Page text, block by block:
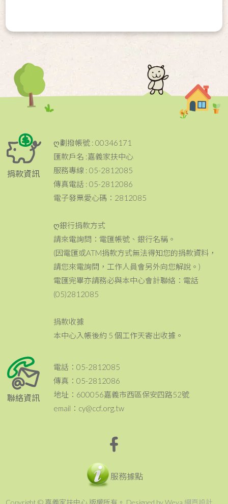
捐款資訊
ღ劃撥帳號 : 00346171
匯款戶名 :嘉義家扶中心
服務專線 : 05-2812085
傳真電話 : 05-2812086
電子發票愛心碼：2812085
ღ銀行捐款方式
請來電詢問：電匯帳號、銀行名稱。
(因電匯或ATM捐款方式無法得知您的捐款資料，
請您來電詢問，工作人員會另外向您解說。)
電匯完畢亦請務必與本中心會計聯絡：電話
(05)2812085
捐款收據
本中心入帳後約 5 個工作天寄出收據。
聯絡資訊
電話：05-2812085
傳真：05-2812086
地址：600056嘉義市西區保安四路52號
email：cy@ccf.org.tw
服務據點
Copyright © 嘉義家扶中心 版權所有。 Designed by Weya 網頁設計